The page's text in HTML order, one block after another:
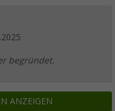
begründet.
ANZEIGEN